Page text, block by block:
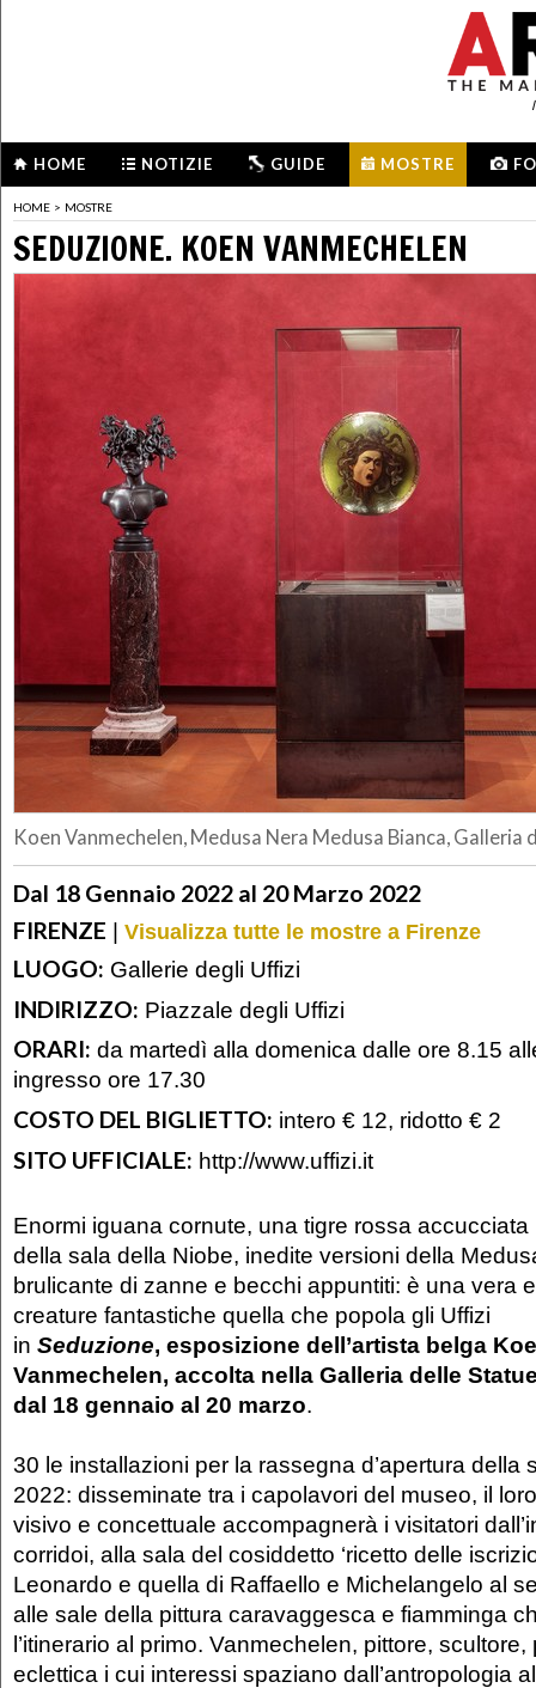
HOME NOTIZIE GUIDE MOSTRE
HOME > MOSTRE
SEDUZIONE. KOEN VANMECHELEN
Koen Vanmechelen, Medusa Nera Medusa Bianca, Galleria
Dal 18 Gennaio 2022 al 20 Marzo 2022
FIRENZE | Visualizza tutte le mostre a Firenze
LUOGO: Gallerie degli Uffizi
INDIRIZZO: Piazzale degli Uffizi
ORARI: da martedì alla domenica dalle ore 8.15
ingresso ore 17.30
COSTO DEL BIGLIETTO: intero € 12, ridotto € 2
SITO UFFICIALE: http://www.uffizi.it
Enormi iguana cornute, una tigre rossa
della sala della Niobe, inedite versioni della
brulicante di zanne e becchi appuntiti: è una vera
creature fantastiche quella che popola gli Uffizi
in Seduzione, esposizione dell’artista belga
Vanmechelen, accolta nella Galleria delle
dal 18 gennaio al 20 marzo.
30 le installazioni per la rassegna d’apertura della
2022: disseminate tra i capolavori del museo, il
visivo e concettuale accompagnerà i visitatori
corridoi, alla sala del cosiddetto ‘ricetto delle
Leonardo e quella di Raffaello e Michelangelo al
alle sale della pittura caravaggesca e fiamminga
l’itinerario al primo. Vanmechelen, pittore, scultore,
eclettica i cui interessi spaziano dall’antropologia